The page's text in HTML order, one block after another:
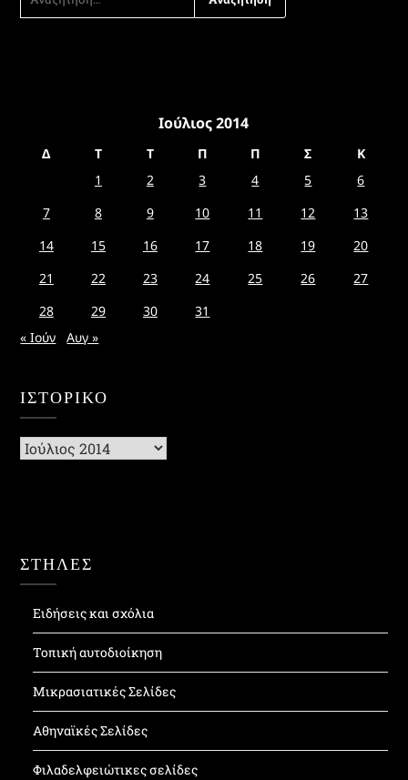
ΓΙΑ:
Ιούλιος 2014
Δ Τ Τ Π Π Σ
Κ
1
2 3 4 5
6
7
8 9 10 11 12
13
14
15 16 17 18 19
20
21
22 23 24 25 26
27
28
29 30
31
« Ιούν
Αυγ »
ΙΣΤΟΡΙΚΌ
Ιστορικό
ΣΤΗΛΕΣ
Ειδήσεις και σχόλια
Τοπική αυτοδιοίκηση
Μικρασιατικές Σελίδες
Αθηναϊκές Σελίδες
Φιλαδελφειώτικες σελίδες